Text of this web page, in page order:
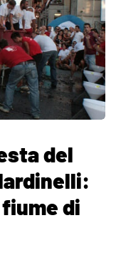
del
di